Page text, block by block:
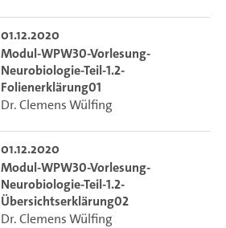
01.12.2020
Modul-WPW30-Vorlesung-
Neurobiologie-Teil-1.2-
Folienerklärung01
Dr. Clemens Wülfing
01.12.2020
Modul-WPW30-Vorlesung-
Neurobiologie-Teil-1.2-
Übersichtserklärung02
Dr. Clemens Wülfing